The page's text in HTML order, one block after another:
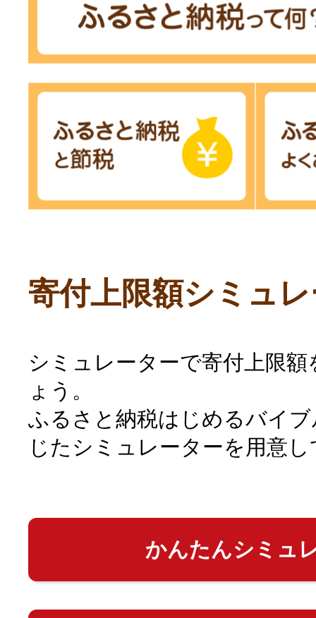
寄付上限額シミュ
シミュレーターで寄付上限
ょう。
ふるさと納税はじめるバイ
じたシミュレーターを用意
かんたんシミュ